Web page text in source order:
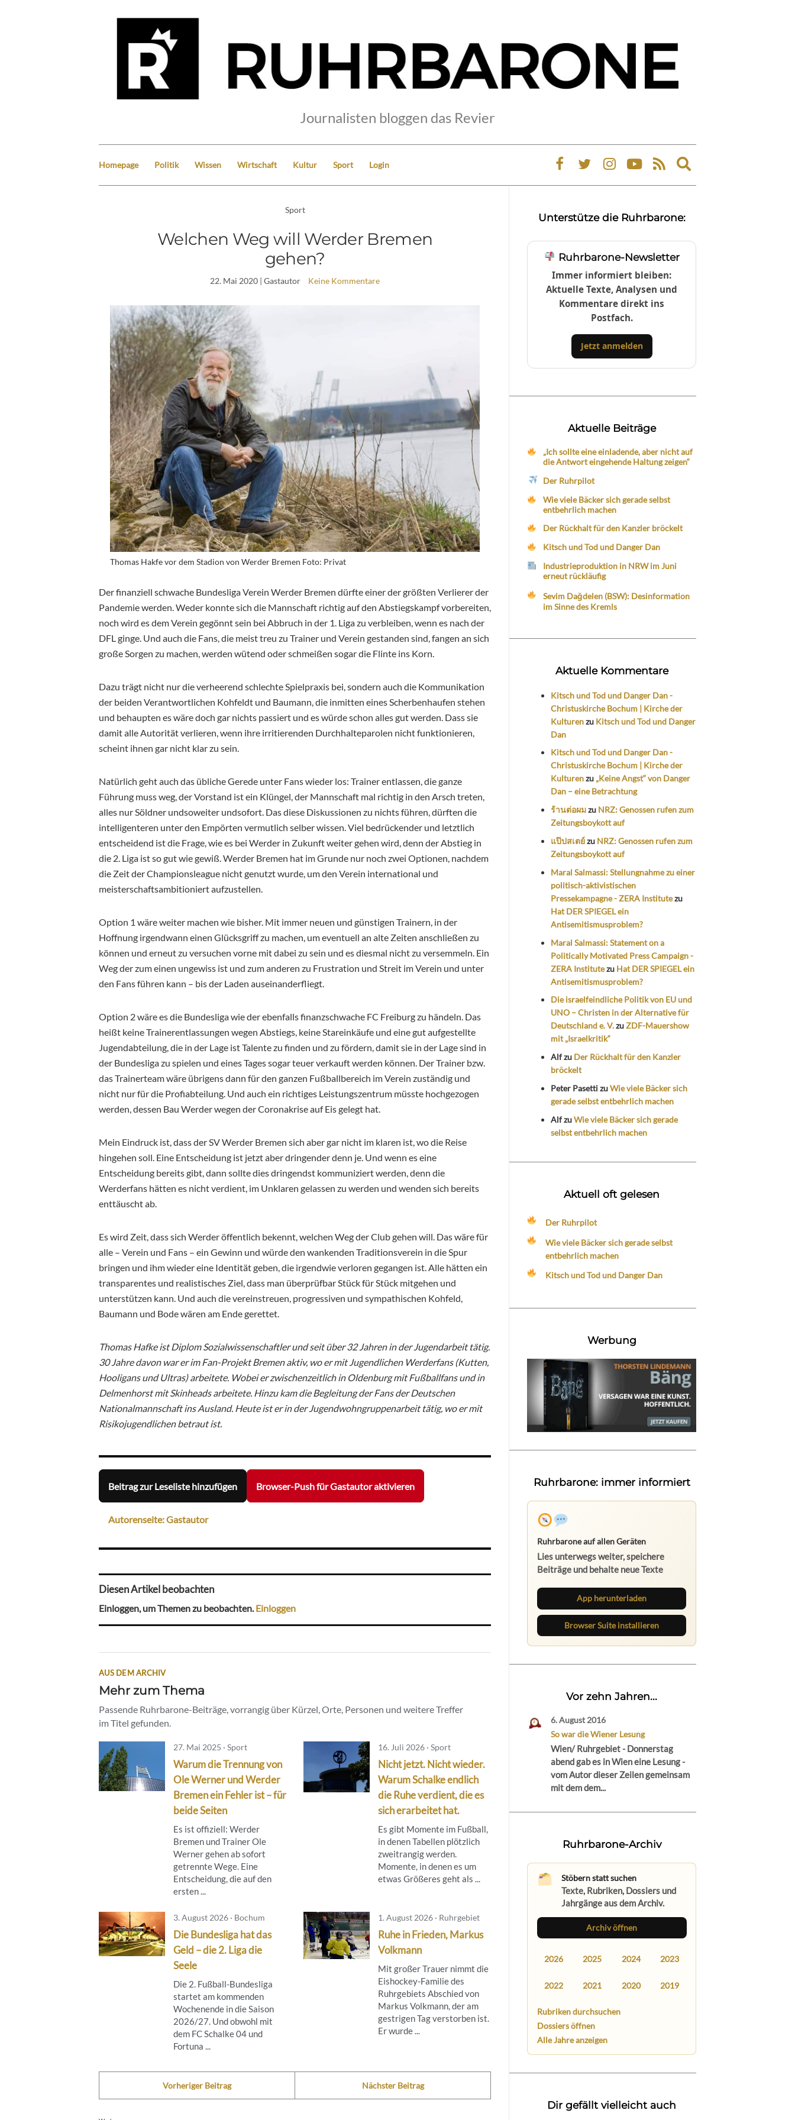
Journalisten bloggen das Revier
Homepage Politik Wissen Wirtschaft Kultur Sport Login
Expand
search
Sport
Welchen Weg will Werder Bremen
gehen?
22. Mai 2020 | Gastautor Keine Kommentare
Thomas Hakfe vor dem Stadion von Werder Bremen Foto: Privat
Der finanziell schwache Bundesliga Verein Werder Bremen dürfte einer der größten Verlierer der
Pandemie werden. Weder konnte sich die Mannschaft richtig auf den Abstiegskampf vorbereiten,
noch wird es dem Verein gegönnt sein bei Abbruch in der 1. Liga zu verbleiben, wenn es nach der
DFL ginge. Und auch die Fans, die meist treu zu Trainer und Verein gestanden sind, fangen an sich
große Sorgen zu machen, werden wütend oder schmeißen sogar die Flinte ins Korn.
Dazu trägt nicht nur die verheerend schlechte Spielpraxis bei, sondern auch die Kommunikation
der beiden Verantwortlichen Kohfeldt und Baumann, die inmitten eines Scherbenhaufen stehen
und behaupten es wäre doch gar nichts passiert und es würde schon alles gut werden. Dass sie
damit alle Autorität verlieren, wenn ihre irritierenden Durchhalteparolen nicht funktionieren,
scheint ihnen gar nicht klar zu sein.
Natürlich geht auch das übliche Gerede unter Fans wieder los: Trainer entlassen, die ganze
Führung muss weg, der Vorstand ist ein Klüngel, der Mannschaft mal richtig in den Arsch treten,
alles nur Söldner undsoweiter undsofort. Das diese Diskussionen zu nichts führen, dürften die
intelligenteren unter den Empörten vermutlich selber wissen. Viel bedrückender und letztlich
entscheidend ist die Frage, wie es bei Werder in Zukunft weiter gehen wird, denn der Abstieg in
die 2. Liga ist so gut wie gewiß. Werder Bremen hat im Grunde nur noch zwei Optionen, nachdem
die Zeit der Championsleague nicht genutzt wurde, um den Verein international und
meisterschaftsambitioniert aufzustellen.
Option 1 wäre weiter machen wie bisher. Mit immer neuen und günstigen Trainern, in der
Hoffnung irgendwann einen Glücksgriff zu machen, um eventuell an alte Zeiten anschließen zu
können und erneut zu versuchen vorne mit dabei zu sein und es diesmal nicht zu versemmeln. Ein
Weg der zum einen ungewiss ist und zum anderen zu Frustration und Streit im Verein und unter
den Fans führen kann – bis der Laden auseinanderfliegt.
Option 2 wäre es die Bundesliga wie der ebenfalls finanzschwache FC Freiburg zu händeln. Das
heißt keine Trainerentlassungen wegen Abstiegs, keine Stareinkäufe und eine gut aufgestellte
Jugendabteilung, die in der Lage ist Talente zu finden und zu fördern, damit sie in der Lage sind in
der Bundesliga zu spielen und eines Tages sogar teuer verkauft werden können. Der Trainer bzw.
das Trainerteam wäre übrigens dann für den ganzen Fußballbereich im Verein zuständig und
nicht nur für die Profiabteilung. Und auch ein richtiges Leistungszentrum müsste hochgezogen
werden, dessen Bau Werder wegen der Coronakrise auf Eis gelegt hat.
Mein Eindruck ist, dass der SV Werder Bremen sich aber gar nicht im klaren ist, wo die Reise
hingehen soll. Eine Entscheidung ist jetzt aber dringender denn je. Und wenn es eine
Entscheidung bereits gibt, dann sollte dies dringendst kommuniziert werden, denn die
Werderfans hätten es nicht verdient, im Unklaren gelassen zu werden und wenden sich bereits
enttäuscht ab.
Es wird Zeit, dass sich Werder öffentlich bekennt, welchen Weg der Club gehen will. Das wäre für
alle – Verein und Fans – ein Gewinn und würde den wankenden Traditionsverein in die Spur
bringen und ihm wieder eine Identität geben, die irgendwie verloren gegangen ist. Alle hätten ein
transparentes und realistisches Ziel, dass man überprüfbar Stück für Stück mitgehen und
unterstützen kann. Und auch die vereinstreuen, progressiven und sympathischen Kohfeld,
Baumann und Bode wären am Ende gerettet.
Thomas Hafke ist Diplom Sozialwissenschaftler und seit über 32 Jahren in der Jugendarbeit tätig.
30 Jahre davon war er im Fan-Projekt Bremen aktiv, wo er mit Jugendlichen Werderfans (Kutten,
Hooligans und Ultras) arbeitete. Wobei er zwischenzeitlich in Oldenburg mit Fußballfans und in
Delmenhorst mit Skinheads arbeitete. Hinzu kam die Begleitung der Fans der Deutschen
Nationalmannschaft ins Ausland. Heute ist er in der Jugendwohngruppenarbeit tätig, wo er mit
Risikojugendlichen betraut ist.
Beitrag zur Leseliste hinzufügen Browser-Push für Gastautor aktivieren
Autorenseite: Gastautor
Diesen Artikel beobachten
Einloggen, um Themen zu beobachten.Einloggen
AUS DEM ARCHIV
Mehr zum Thema
Passende Ruhrbarone-Beiträge, vorrangig über Kürzel, Orte, Personen und weitere Treffer
im Titel gefunden.
27. Mai 2025 · Sport
Warum die Trennung von
Ole Werner und Werder
Bremen ein Fehler ist – für
beide Seiten
Es ist offiziell: Werder
Bremen und Trainer Ole
Werner gehen ab sofort
getrennte Wege. Eine
Entscheidung, die auf den
ersten ...
16. Juli 2026 · Sport
Nicht jetzt. Nicht wieder.
Warum Schalke endlich
die Ruhe verdient, die es
sich erarbeitet hat.
Es gibt Momente im Fußball,
in denen Tabellen plötzlich
zweitrangig werden.
Momente, in denen es um
etwas Größeres geht als ...
3. August 2026 · Bochum
Die Bundesliga hat das
Geld – die 2. Liga die
Seele
Die 2. Fußball-Bundesliga
startet am kommenden
Wochenende in die Saison
2026/27. Und obwohl mit
dem FC Schalke 04 und
Fortuna ...
1. August 2026 · Ruhrgebiet
Ruhe in Frieden, Markus
Volkmann
Mit großer Trauer nimmt die
Eishockey-Familie des
Ruhrgebiets Abschied von
Markus Volkmann, der am
gestrigen Tag verstorben ist.
Er wurde ...
Vorheriger Beitrag Nächster Beitrag
Unterstütze die Ruhrbarone:
Ruhrbarone-Newsletter
Immer informiert bleiben:
Aktuelle Texte, Analysen und
Kommentare direkt ins
Postfach.
Jetzt anmelden
Aktuelle Beiträge
„Ich sollte eine einladende, aber nicht auf
die Antwort eingehende Haltung zeigen“
Der Ruhrpilot
Wie viele Bäcker sich gerade selbst
entbehrlich machen
Der Rückhalt für den Kanzler bröckelt
Kitsch und Tod und Danger Dan
Industrieproduktion in NRW im Juni
erneut rückläufig
Sevim Dağdelen (BSW): Desinformation
im Sinne des Kremls
Aktuelle Kommentare
Kitsch und Tod und Danger Dan -
Christuskirche Bochum | Kirche der
Kulturenzu Kitsch und Tod und Danger
Dan
Kitsch und Tod und Danger Dan -
Christuskirche Bochum | Kirche der
Kulturenzu „Keine Angst“ von Danger
Dan – eine Betrachtung
ร้านต่อผมzu NRZ: Genossen rufen zum
Zeitungsboykott auf
แป๊ปสเตย์zu NRZ: Genossen rufen zum
Zeitungsboykott auf
Maral Salmassi: Stellungnahme zu einer
politisch-aktivistischen
Pressekampagne - ZERA Institutezu
Hat DER SPIEGEL ein
Antisemitismusproblem?
Maral Salmassi: Statement on a
Politically Motivated Press Campaign -
ZERA Institutezu Hat DER SPIEGEL ein
Antisemitismusproblem?
Die israelfeindliche Politik von EU und
UNO – Christen in der Alternative für
Deutschland e. V.zuZDF-Mauershow
mit „Israelkritik“
Alfzu Der Rückhalt für den Kanzler
bröckelt
Peter PasettizuWie viele Bäcker sich
gerade selbst entbehrlich machen
AlfzuWie viele Bäcker sich gerade
selbst entbehrlich machen
Aktuell oft gelesen
Der Ruhrpilot
Wie viele Bäcker sich gerade selbst
entbehrlich machen
Kitsch und Tod und Danger Dan
Werbung
Ruhrbarone: immer informiert
Ruhrbarone auf allen Geräten
Lies unterwegs weiter, speichere
Beiträge und behalte neue Texte
App herunterladen
Browser Suite installieren
Vor zehn Jahren...
6. August 2016
So war die Wiener Lesung
Wien/ Ruhrgebiet - Donnerstag
abend gab es in Wien eine Lesung -
vom Autor dieser Zeilen gemeinsam
mit dem dem...
Ruhrbarone-Archiv
Stöbern statt suchen
Texte, Rubriken, Dossiers und
Jahrgänge aus dem Archiv.
Archiv öffnen
2026 2025 2024 2023
2022 2021 2020 2019
Rubriken durchsuchen
Dossiers öffnen
Alle Jahre anzeigen
Dir gefällt vielleicht auch